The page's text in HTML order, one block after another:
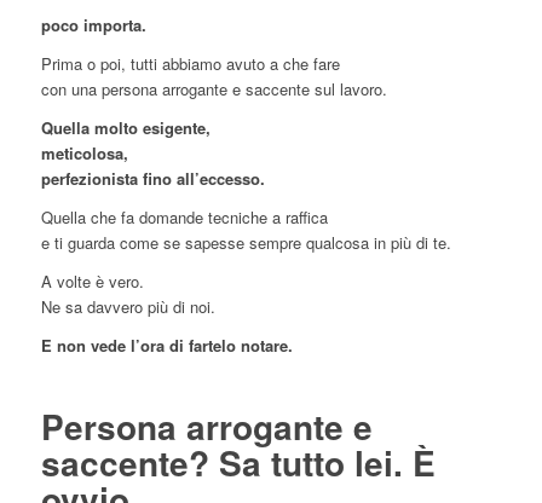
poco importa.
Prima o poi, tutti abbiamo avuto a che fare
con una persona arrogante e saccente sul lavoro.
Quella molto esigente,
meticolosa,
perfezionista fino all’eccesso.
Quella che fa domande tecniche a raffica
e ti guarda come se sapesse sempre qualcosa in più di te.
A volte è vero.
Ne sa davvero più di noi.
E non vede l’ora di fartelo notare.
Persona arrogante e
saccente? Sa tutto lei. È